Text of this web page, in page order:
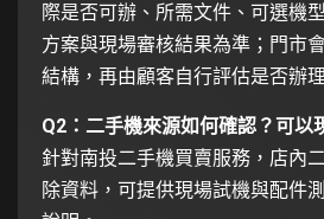
際是否可辦、所需文件、可選機
方案與現場審核結果為準；門市
結構，再由顧客自行評估是否辦
Q2：二手機來源如何確認？可以
針對南投二手機買賣服務，店內
除資料，可提供現場試機與配件